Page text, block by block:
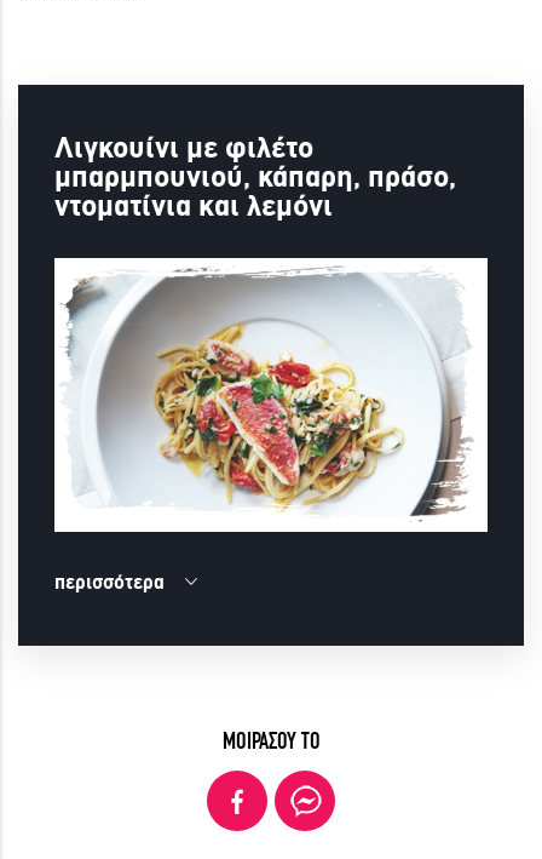
Λιγκουίνι με φιλέτο
μπαρμπουνιού, κάπαρη, πράσο,
ντοματίνια και λεμόνι
περισσότερα
ΜΟΙΡΑΣΟΥ ΤΟ